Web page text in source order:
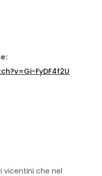
FyDF4f2U
vicentini che nel